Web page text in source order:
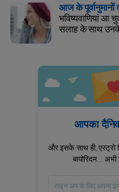
आज के
भविष्यवाणियां आ
सलाह के साथ
आपका
और इसके साथ ही, एस्ट्रो
बायोरिदम...